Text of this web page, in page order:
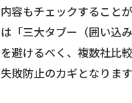
容もチェックすること
「三大タブー（囲い込
避けるべく、複数社比
敗防止のカギとなります